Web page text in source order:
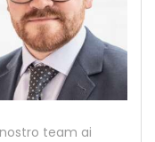
team ai